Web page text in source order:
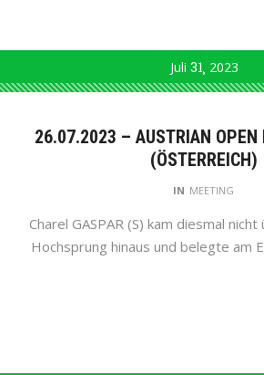
Juli 31 2023
26.07.2023 – AUSTRIAN OPEN
(ÖSTERREICH)
IN MEETING
Charel GASPAR (S) kam diesmal
Hochsprung hinaus und belegte am